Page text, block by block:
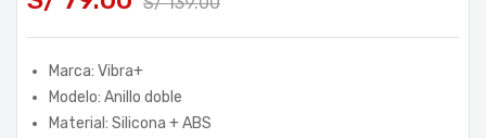
Marca: Vibra+
Modelo: Anillo doble
Material: Silicona + ABS